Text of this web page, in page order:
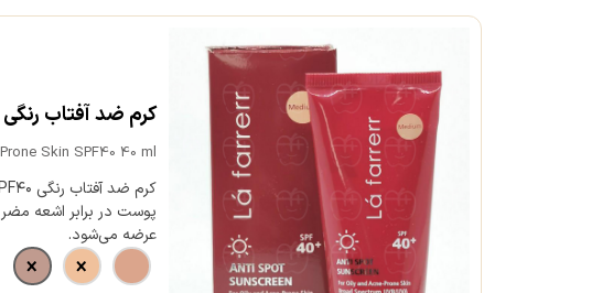
کرم ضد آفتاب رنگی SPF40 پوست چرب لافارر ضد لک 40 میلی لیتر
Skin SPF40 40 ml
عرضه می‌شود.